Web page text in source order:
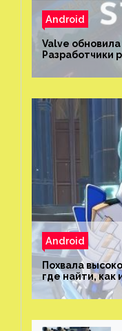
Android
Valve
Разработчики
Android
Похвала
где найти, как
скрытые